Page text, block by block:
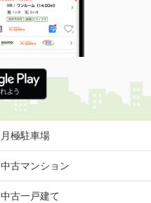
月極駐車場
中古マンション
中古一戸建て